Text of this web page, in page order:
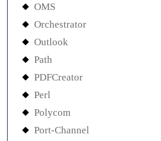
OMS
Orchestrator
Outlook
Path
PDFCreator
Perl
Polycom
Port-Channel